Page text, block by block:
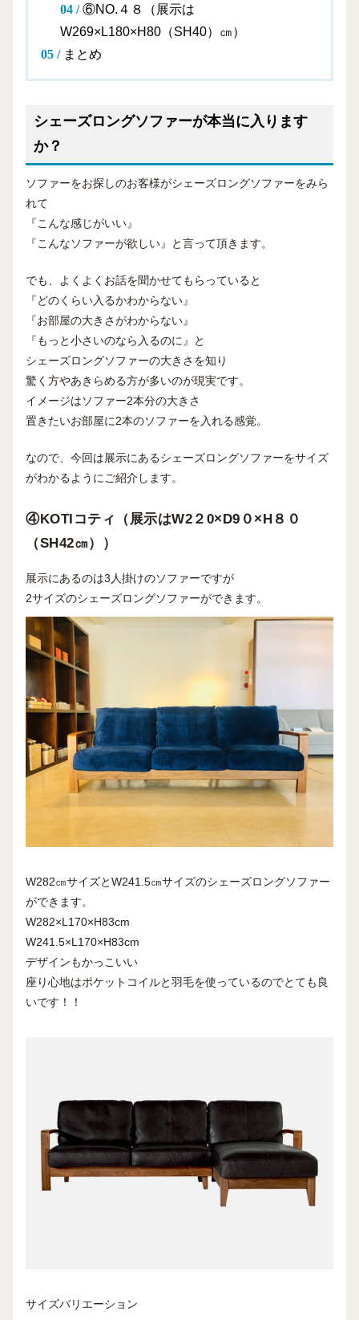
⑥NO.４８（展示は
W269×L180×H80（SH40）㎝）
まとめ
シェーズロングソファーが本当に入ります
か？
ソファーをお探しのお客様がシェーズロングソファーをみら
れて
『こんな感じがいい』
『こんなソファーが欲しい』と言って頂きます。
でも、よくよくお話を聞かせてもらっていると
『どのくらい入るかわからない』
『お部屋の大きさがわからない』
『もっと小さいのなら入るのに』と
シェーズロングソファーの大きさを知り
驚く方やあきらめる方が多いのが現実です。
イメージはソファー2本分の大きさ
置きたいお部屋に2本のソファーを入れる感覚。
なので、今回は展示にあるシェーズロングソファーをサイズ
がわかるようにご紹介します。
④KOTIコティ（展示はW2２0×D9０×H８０
（SH42㎝））
展示にあるのは3人掛けのソファーですが
2サイズのシェーズロングソファーができます。
W282㎝サイズとW241.5㎝サイズのシェーズロングソファー
ができます。
W282×L170×H83cm
W241.5×L170×H83cm
デザインもかっこいい
座り心地はポケットコイルと羽毛を使っているのでとても良
いです！！
サイズバリエーション